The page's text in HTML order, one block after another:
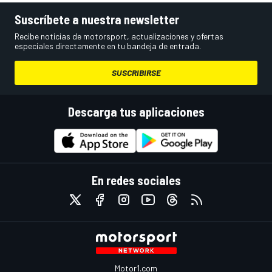
Suscríbete a nuestra newsletter
Recibe noticias de motorsport, actualizaciones y ofertas
especiales directamente en tu bandeja de entrada.
SUSCRIBIRSE
Descarga tus aplicaciones
En redes sociales
Motor1.com